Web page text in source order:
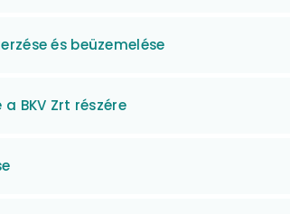
és beüzemelése
BKV Zrt részére